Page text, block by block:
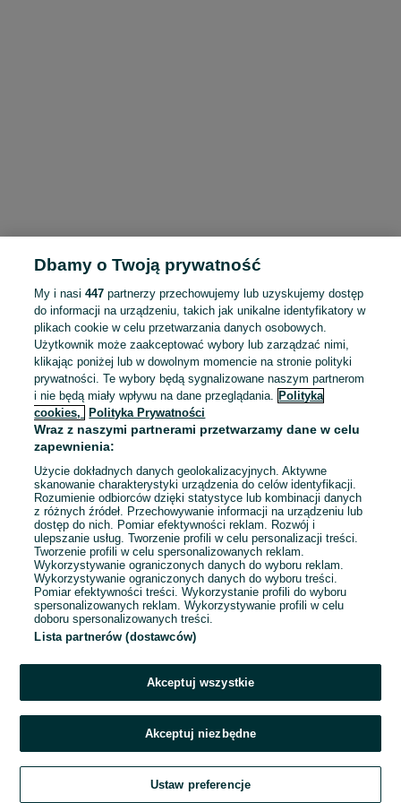
To ogłoszenie nie jest już dostępne
Przejdź na stronę główną
Dbamy o Twoją prywatność
My i nasi447 partnerzy przechowujemy lub uzyskujemy dostęp
do informacji na urządzeniu, takich jak unikalne identyfikatory w
plikach cookie w celu przetwarzania danych osobowych.
Użytkownik może zaakceptować wybory lub zarządzać nimi,
klikając poniżej lub w dowolnym momencie na stronie polityki
prywatności. Te wybory będą sygnalizowane naszym partnerom
i nie będą miały wpływu na dane przeglądania. Polityka
cookies,
Polityka Prywatności
Wraz z naszymi partnerami przetwarzamy dane w celu
zapewnienia:
Użycie dokładnych danych geolokalizacyjnych. Aktywne
skanowanie charakterystyki urządzenia do celów identyfikacji.
Rozumienie odbiorców dzięki statystyce lub kombinacji danych
z różnych źródeł. Przechowywanie informacji na urządzeniu lub
dostęp do nich. Pomiar efektywności reklam. Rozwój i
ulepszanie usług. Tworzenie profili w celu personalizacji treści.
Tworzenie profili w celu spersonalizowanych reklam.
Wykorzystywanie ograniczonych danych do wyboru reklam.
Wykorzystywanie ograniczonych danych do wyboru treści.
Pomiar efektywności treści. Wykorzystanie profili do wyboru
spersonalizowanych reklam. Wykorzystywanie profili w celu
doboru spersonalizowanych treści.
Lista partnerów (dostawców)
Akceptuj wszystkie
Akceptuj niezbędne
Ustaw preferencje